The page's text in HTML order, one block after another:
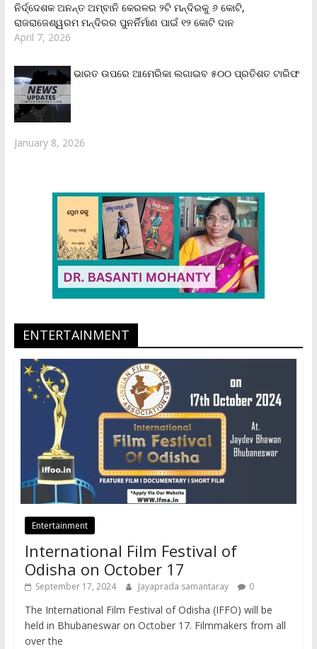
ନିର୍ଦ୍ଦେଶକ ଅନନ୍ତ ଅମ୍ବାନି କେରଳର ୨ଟି ମନ୍ଦିରକୁ ୬ କୋଟି,
ରାଜରାଜେଶ୍ୱରମ ମନ୍ଦିରର ପୁନର୍ନିର୍ମାଣ ପାଇଁ ୧୨ କୋଟି ଦାନ
April 7, 2026
ଭାରତ ଉପରେ ଆମେରିକା ଲଗାଇବ ୫୦୦ ପ୍ରତିଶତ ଟାରିଫ
January 8, 2026
ENTERTAINMENT
Entertainment
International Film Festival of
Odisha on October 17
September 17, 2024 Jayaprada samantaray 0
The International Film Festival of Odisha (IFFO) will be
held in Bhubaneswar on October 17. Filmmakers from all
over the